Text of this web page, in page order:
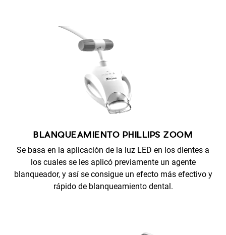
BLANQUEAMIENTO PHILLIPS ZOOM
Se basa en la aplicación de la luz LED en los dientes a
los cuales se les aplicó previamente un agente
blanqueador, y así se consigue un efecto más efectivo y
rápido de blanqueamiento dental.